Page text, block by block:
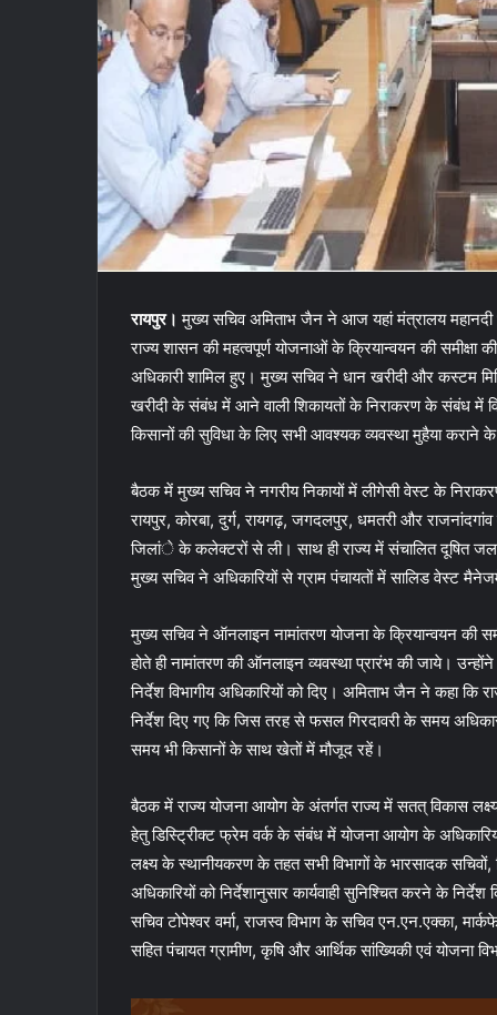
रायपुर। मुख्य सचिव अमिताभ जैन ने आज यहां मंत्रालय महानदी
राज्य शासन की महत्वपूर्ण योजनाओं के क्रियान्वयन की समीक्षा
अधिकारी शामिल हुए। मुख्य सचिव ने धान खरीदी और कस्टम
खरीदी के संबंध में आने वाली शिकायतों के निराकरण के संबंध में
किसानों की सुविधा के लिए सभी आवश्यक व्यवस्था मुहैया कराने के
बैठक में मुख्य सचिव ने नगरीय निकायों में लीगेसी वेस्ट के
रायपुर, कोरबा, दुर्ग, रायगढ़, जगदलपुर, धमतरी और
जिलांे के कलेक्टरों से ली। साथ ही राज्य में संचालित दूषित
मुख्य सचिव ने अधिकारियों से ग्राम पंचायतों में सालिड वेस्ट
मुख्य सचिव ने ऑनलाइन नामांतरण योजना के क्रियान्वयन की
होते ही नामांतरण की ऑनलाइन व्यवस्था प्रारंभ की जाये।
निर्देश विभागीय अधिकारियों को दिए। अमिताभ जैन ने कहा
निर्देश दिए गए कि जिस तरह से फसल गिरदावरी के समय
समय भी किसानों के साथ खेतों में मौजूद रहें।
बैठक में राज्य योजना आयोग के अंतर्गत राज्य में सतत् विकास
हेतु डिस्ट्रिीक्ट फ्रेम वर्क के संबंध में योजना आयोग के
लक्ष्य के स्थानीयकरण के तहत सभी विभागों के भारसादक सचिवों,
अधिकारियों को निर्देशानुसार कार्यवाही सुनिश्चित करने के
सचिव टोपेश्वर वर्मा, राजस्व विभाग के सचिव एन.एन.एक्का,
सहित पंचायत ग्रामीण, कृषि और आर्थिक सांख्यिकी एवं योजना